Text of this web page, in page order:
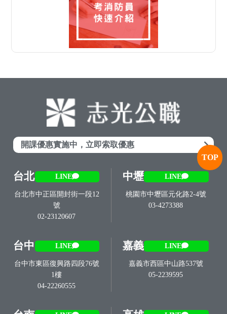
開課優惠實施中，立即索取優惠
台北 LINE
台北市中正區開封街一段12
號
02-23120607
中壢 LINE
桃園市中壢區元化路2-4號
03-4273388
台中 LINE
台中市東區復興路四段76號
1樓
04-22260555
嘉義 LINE
嘉義市西區中山路537號
05-2239595
TOP